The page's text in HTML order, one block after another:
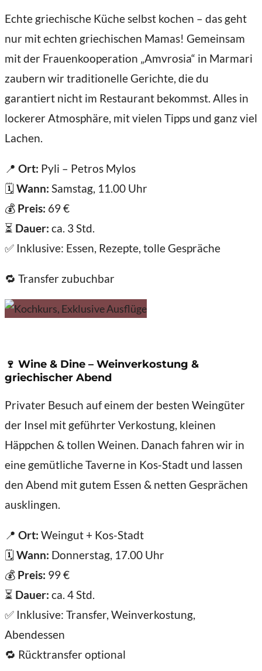
Echte griechische Küche selbst kochen – das geht
nur mit echten griechischen Mamas! Gemeinsam
mit der Frauenkooperation „Amvrosia“ in Marmari
zaubern wir traditionelle Gerichte, die du
garantiert nicht im Restaurant bekommst. Alles in
lockerer Atmosphäre, mit vielen Tipps und ganz viel
Lachen.
📍 Ort: Pyli – Petros Mylos
🗓️ Wann: Samstag, 11.00 Uhr
💰 Preis: 69 €
⏳ Dauer: ca. 3 Std.
✅ Inklusive: Essen, Rezepte, tolle Gespräche
🔁 Transfer zubuchbar
🍷 Wine & Dine – Weinverkostung &
griechischer Abend
Privater Besuch auf einem der besten Weingüter
der Insel mit geführter Verkostung, kleinen
Häppchen & tollen Weinen. Danach fahren wir in
eine gemütliche Taverne in Kos-Stadt und lassen
den Abend mit gutem Essen & netten Gesprächen
ausklingen.
📍 Ort: Weingut + Kos-Stadt
🗓️ Wann: Donnerstag, 17.00 Uhr
💰 Preis: 99 €
⏳ Dauer: ca. 4 Std.
✅ Inklusive: Transfer, Weinverkostung,
Abendessen
🔁 Rücktransfer optional